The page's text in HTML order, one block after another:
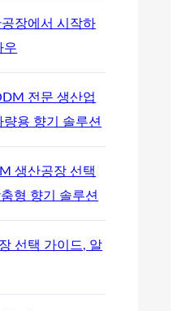
장에서 시작하
우
전문 생산업
용 향기 솔루션
생산공장 선택
형 향기 솔루션
선택 가이드, 알